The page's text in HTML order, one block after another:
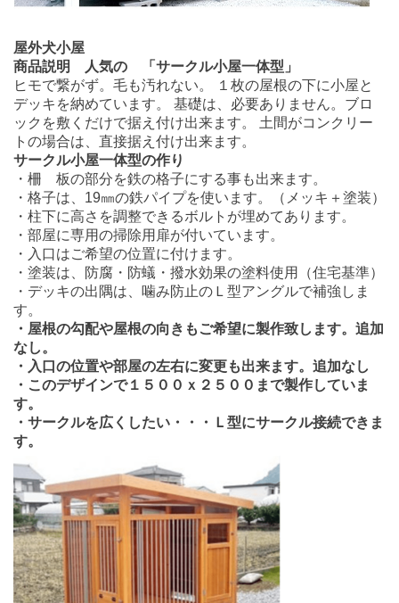
屋外犬小屋
商品説明 人気の 「サークル小屋一体型」
ヒモで繋がず。毛も汚れない。 １枚の屋根の下に小屋と
デッキを納めています。 基礎は、必要ありません。ブロ
ックを敷くだけで据え付け出来ます。 土間がコンクリー
トの場合は、直接据え付け出来ます。
サークル小屋一体型の作り
・柵 板の部分を鉄の格子にする事も出来ます。
・格子は、19㎜の鉄パイプを使います。（メッキ＋塗装）
・柱下に高さを調整できるボルトが埋めてあります。
・部屋に専用の掃除用扉が付いています。
・入口はご希望の位置に付けます。
・塗装は、防腐・防蟻・撥水効果の塗料使用（住宅基準）
・デッキの出隅は、噛み防止のＬ型アングルで補強しま
す。
・屋根の勾配や屋根の向きもご希望に製作致します。追加
なし。
・入口の位置や部屋の左右に変更も出来ます。追加なし
・このデザインで１５００ｘ２５００まで製作していま
す。
・サークルを広くしたい・・・Ｌ型にサークル接続できま
す。